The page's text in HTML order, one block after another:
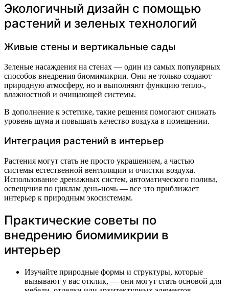
Экологичный дизайн с помощью
растений и зеленых технологий
Живые стены и вертикальные сады
Зеленые насаждения на стенах — один из самых популярных
способов внедрения биомимикрии. Они не только создают
природную атмосферу, но и выполняют функцию тепло-,
влажностной и очищающей системы.
В дополнение к эстетике, такие решения помогают снижать
уровень шума и повышать качество воздуха в помещении.
Интеграция растений в интерьер
Растения могут стать не просто украшением, а частью
системы естественной вентиляции и очистки воздуха.
Использование дренажных систем, автоматического полива,
освещения по циклам день-ночь — все это приближает
интерьер к природным экосистемам.
Практические советы по
внедрению биомимикрии в
интерьер
Изучайте природные формы и структуры, которые
вызывают у вас отклик, — они могут стать основой для